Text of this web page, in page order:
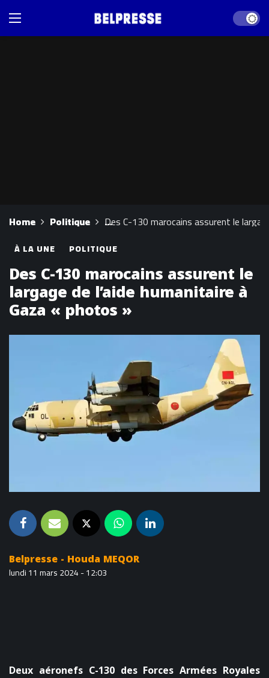
Dark
Home Politique Des C-130 marocains assurent le
À LA UNE POLITIQUE
Des C-130 marocains assurent le
largage de l’aide humanitaire à
Gaza « photos »
Belpresse - Houda MEQOR
lundi 11 mars 2024 - 12:03
Deux aéronefs C-130 des Forces Armées Royales